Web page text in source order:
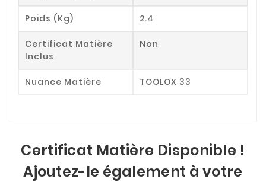
Poids (kg) 2.4
Certificat Matière
Inclus
Non
Nuance Matière TOOLOX 33
Certificat Matière Disponible !
Ajoutez-le également à votre